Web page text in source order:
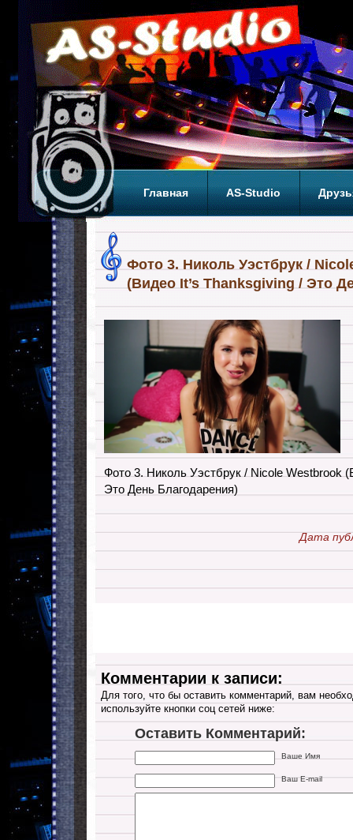
Главная AS-Studio
Фото 3. Николь Уэстбрук /
(Видео It’s Thanksgiving / Это
Фото 3. Николь Уэстбрук / Nicole Westbrook
Это День Благодарения)
Дата
Комментарии к записи:
Для того, что бы оставить комментарий, вам
используйте кнопки соц сетей ниже:
Оставить Комментарий:
Ваше Имя
Ваш E-mail